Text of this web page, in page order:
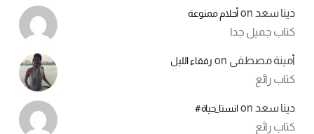
دينا سعد onأحلام ممنوعة
كتاب جميل جدا
أمينة مصطفى on رفقاء الليل
كتاب رائع
دينا سعد onانستا_حياة#
كتاب رائع